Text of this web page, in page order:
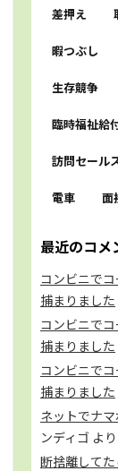
差押え
暇つぶし
生存競争
臨時福祉給
訪問セール
電車 面
最近のコメ
コンビニで
捕まりました
コンビニで
捕まりました
コンビニで
捕まりました
ネットでナ
ンディゴ より
断捨離して